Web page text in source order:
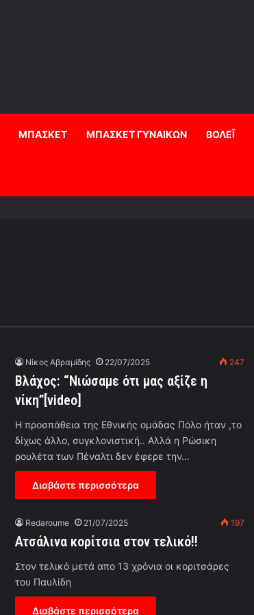
ΜΠΑΣΚΕΤ ΜΠΑΣΚΕΤ ΓΥΝΑΙΚΩΝ ΒΟΛΕΪ
Νίκος Αβραμίδης 22/07/2025 247
Βλάχος: “Νιώσαμε ότι μας αξίζε η
νίκη”[video]
Η προσπάθεια της Εθνικής ομάδας Πόλο ήταν ,το
δίχως άλλο, συγκλονιστική.. Αλλά η Ρώσικη
ρουλέτα των Πέναλτι δεν έφερε την…
Διαβάστε περισσότερα
Redaroume 21/07/2025 197
Ατσάλινα κορίτσια στον τελικό!!
Στον τελικό μετά απο 13 χρόνια οι κοριτσάρες
του Παυλίδη
Διαβάστε περισσότερα